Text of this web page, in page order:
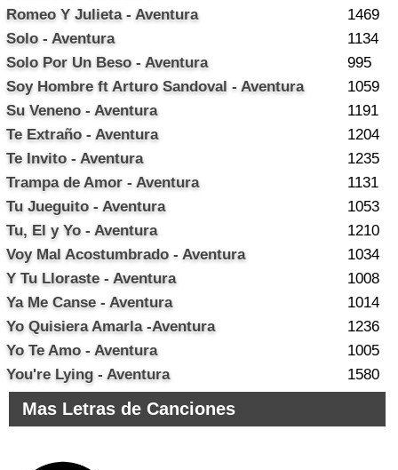
Romeo Y Julieta - Aventura
1469
Solo - Aventura
1134
Solo Por Un Beso - Aventura
995
Soy Hombre ft Arturo Sandoval - Aventura
1059
Su Veneno - Aventura
1191
Te Extraño - Aventura
1204
Te Invito - Aventura
1235
Trampa de Amor - Aventura
1131
Tu Jueguito - Aventura
1053
Tu, El y Yo - Aventura
1210
Voy Mal Acostumbrado - Aventura
1034
Y Tu Lloraste - Aventura
1008
Ya Me Canse - Aventura
1014
Yo Quisiera Amarla -Aventura
1236
Yo Te Amo - Aventura
1005
You're Lying - Aventura
1580
Mas Letras de Canciones